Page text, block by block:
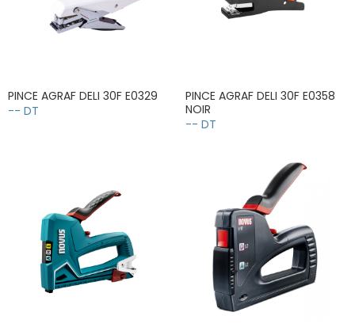
PINCE AGRAF DELI 30F E0329
-- DT
PINCE AGRAF DELI 30F E0358
NOIR
-- DT